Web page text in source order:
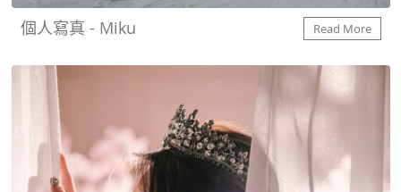
個人寫真 - Miku Read More